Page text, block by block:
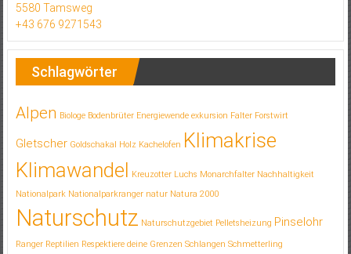
5580 Tamsweg
+43 676 9271543
Schlagwörter
Alpen Biologe Bodenbrüter Energiewende exkursion Falter Forstwirt
Gletscher Goldschakal Holz Kachelofen Klimakrise
Klimawandel Kreuzotter Luchs Monarchfalter Nachhaltigkeit
Nationalpark Nationalparkranger natur Natura 2000
Naturschutz Naturschutzgebiet Pelletsheizung Pinselohr
Ranger Reptilien Respektiere deine Grenzen Schlangen Schmetterling